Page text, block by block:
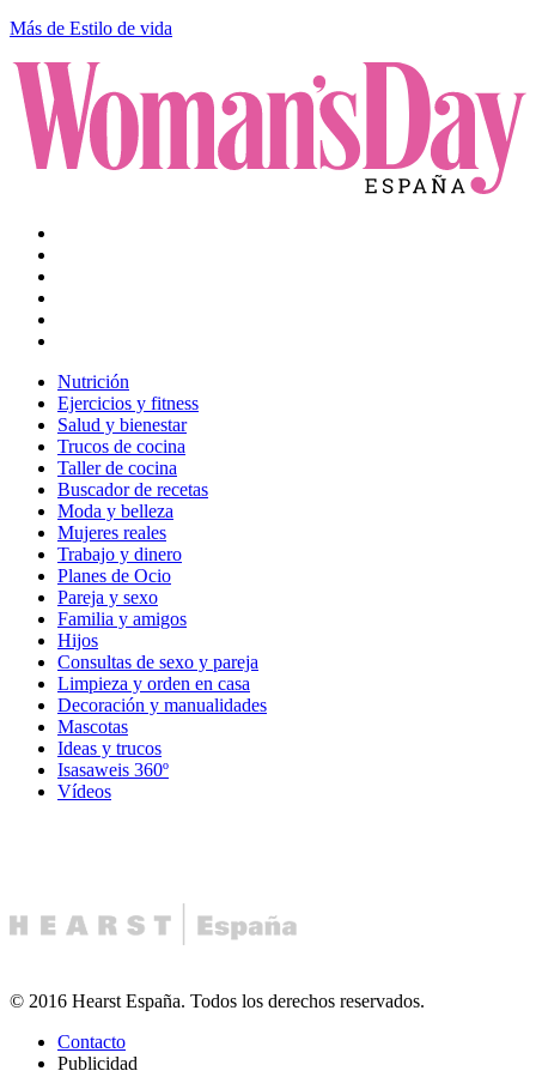
Más de Estilo de vida
Nutrición
Ejercicios y fitness
Salud y bienestar
Trucos de cocina
Taller de cocina
Buscador de recetas
Moda y belleza
Mujeres reales
Trabajo y dinero
Planes de Ocio
Pareja y sexo
Familia y amigos
Hijos
Consultas de sexo y pareja
Limpieza y orden en casa
Decoración y manualidades
Mascotas
Ideas y trucos
Isasaweis 360º
Vídeos
© 2016 Hearst España. Todos los derechos reservados.
Contacto
Publicidad